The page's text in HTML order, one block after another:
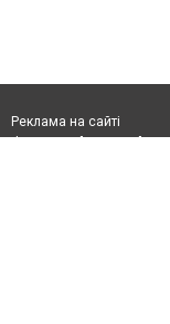
Реклама на сайті
Франшиза "CitySites"